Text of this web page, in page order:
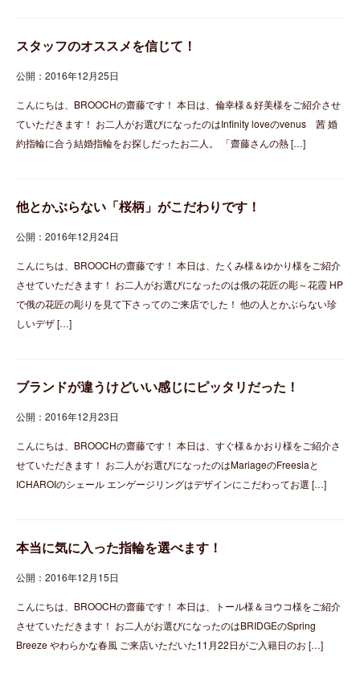
スタッフのオススメを信じて！
公開：2016年12月25日
こんにちは、BROOCHの齋藤です！ 本日は、倫幸様＆好美様をご紹介させ
ていただきます！ お二人がお選びになったのはInfinity loveのvenus 茜 婚
約指輪に合う結婚指輪をお探しだったお二人。 「齋藤さんの熱 […]
他とかぶらない「桜柄」がこだわりです！
公開：2016年12月24日
こんにちは、BROOCHの齋藤です！ 本日は、たくみ様＆ゆかり様をご紹介
させていただきます！ お二人がお選びになったのは俄の花匠の彫～花霞 HP
で俄の花匠の彫りを見て下さってのご来店でした！ 他の人とかぶらない珍
しいデザ […]
ブランドが違うけどいい感じにピッタリだった！
公開：2016年12月23日
こんにちは、BROOCHの齋藤です！ 本日は、すぐ様＆かおり様をご紹介さ
せていただきます！ お二人がお選びになったのはMariageのFreesiaと
ICHAROIのシェール エンゲージリングはデザインにこだわってお選 […]
本当に気に入った指輪を選べます！
公開：2016年12月15日
こんにちは、BROOCHの齋藤です！ 本日は、トール様＆ヨウコ様をご紹介
させていただきます！ お二人がお選びになったのはBRIDGEのSpring
Breeze やわらかな春風 ご来店いただいた11月22日がご入籍日のお […]